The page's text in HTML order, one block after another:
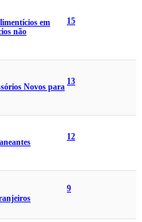
em
não
15
Novos para
13
12
9